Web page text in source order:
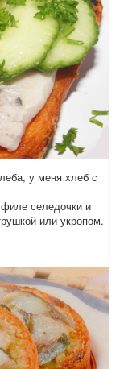
у меня хлеб с
селедочки и
или укропом.